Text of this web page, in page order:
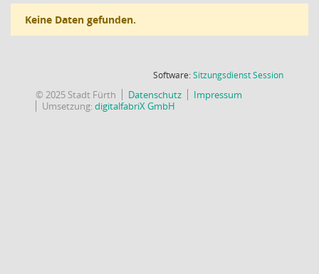
Keine Daten gefunden.
Software:SitzungsdienstSession(Wird in
© 2025 Stadt Fürth Datenschutz
Impressum
Umsetzung:digitalfabriX GmbH